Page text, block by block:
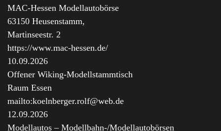
MAC-Hessen Modellautobörse
63150 Heusenstamm,
Martinseestr. 2
https://www.mac-hessen.de/
10.09.2026
Offener Wiking-Modellstammtisch
Raum Essen
mailto:koelnberger.rolf@web.de
12.09.2026
Modellautos – Modellbahn-/Modellautobörsen